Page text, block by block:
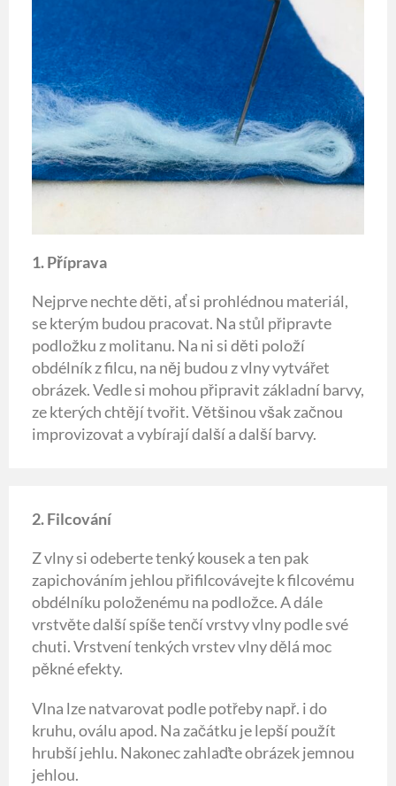
1. Příprava
Nejprve nechte děti, ať si prohlédnou materiál,
se kterým budou pracovat. Na stůl připravte
podložku z molitanu. Na ni si děti položí
obdélník z filcu, na něj budou z vlny vytvářet
obrázek. Vedle si mohou připravit základní barvy,
ze kterých chtějí tvořit. Většinou však začnou
improvizovat a vybírají další a další barvy.
2. Filcování
Z vlny si odeberte tenký kousek a ten pak
zapichováním jehlou přifilcovávejte k filcovému
obdélníku položenému na podložce. A dále
vrstvěte další spíše tenčí vrstvy vlny podle své
chuti. Vrstvení tenkých vrstev vlny dělá moc
pěkné efekty.
Vlna lze natvarovat podle potřeby např. i do
kruhu, oválu apod. Na začátku je lepší použít
hrubší jehlu. Nakonec zahlaďte obrázek jemnou
jehlou.